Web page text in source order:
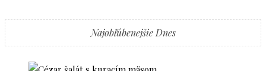
Najobľúbenejšie Dnes